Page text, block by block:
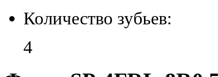
Количество зубьев:
4